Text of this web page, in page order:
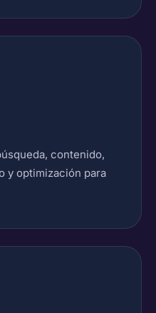
contenido,
y optimización para